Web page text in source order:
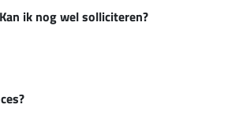
Sollicitatieproces
ik nog wel solliciteren?